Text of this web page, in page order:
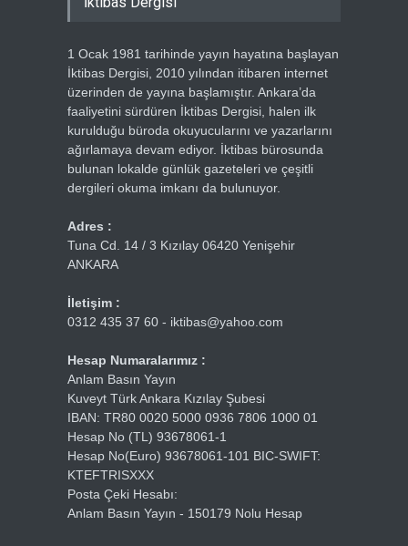
1 Ocak 1981 tarihinde yayın hayatına başlayan
İktibas Dergisi, 2010 yılından itibaren internet
üzerinden de yayına başlamıştır. Ankara’da
faaliyetini sürdüren İktibas Dergisi, halen ilk
kurulduğu büroda okuyucularını ve yazarlarını
ağırlamaya devam ediyor. İktibas bürosunda
bulunan lokalde günlük gazeteleri ve çeşitli
dergileri okuma imkanı da bulunuyor.
Adres :
Tuna Cd. 14 / 3 Kızılay 06420 Yenişehir
ANKARA
İletişim :
0312 435 37 60 - iktibas@yahoo.com
Hesap Numaralarımız :
Anlam Basın Yayın
Kuveyt Türk Ankara Kızılay Şubesi
IBAN: TR80 0020 5000 0936 7806 1000 01
Hesap No (TL) 93678061-1
Hesap No(Euro) 93678061-101 BIC-SWIFT:
KTEFTRISXXX
Posta Çeki Hesabı:
Anlam Basın Yayın - 150179 Nolu Hesap